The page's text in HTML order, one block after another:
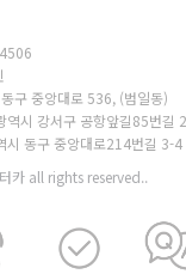
구 중앙대로 536, (범일동)
시 강서구 공항앞길85번길
동구 중앙대로214번길 3-4
카 all rights reserved..